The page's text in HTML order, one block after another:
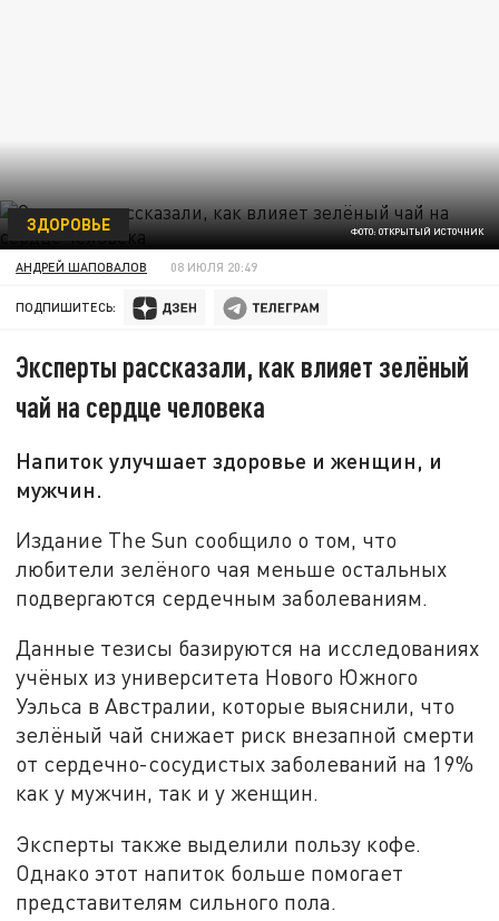
ФОТО: ОТКРЫТЫЙ ИСТОЧНИК
ЗДОРОВЬЕ
АНДРЕЙ ШАПОВАЛОВ 08 ИЮЛЯ 20:49
ПОДПИШИТЕСЬ:
Эксперты рассказали, как влияет зелёный
чай на сердце человека
Напиток улучшает здоровье и женщин, и
мужчин.
Издание The Sun сообщило о том, что
любители зелёного чая меньше остальных
подвергаются сердечным заболеваниям.
Данные тезисы базируются на исследованиях
учёных из университета Нового Южного
Уэльса в Австралии, которые выяснили, что
зелёный чай снижает риск внезапной смерти
от сердечно-сосудистых заболеваний на 19%
как у мужчин, так и у женщин.
Эксперты также выделили пользу кофе.
Однако этот напиток больше помогает
представителям сильного пола.